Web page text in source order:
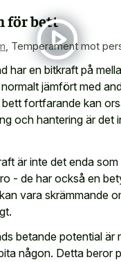
för bett
Temperament mot
har en bitkraft på
jämfört med
fortfarande kan
och hantering är det
är inte det enda
- de har också en
vara skrämmande
betande potential är
någon. Detta beror